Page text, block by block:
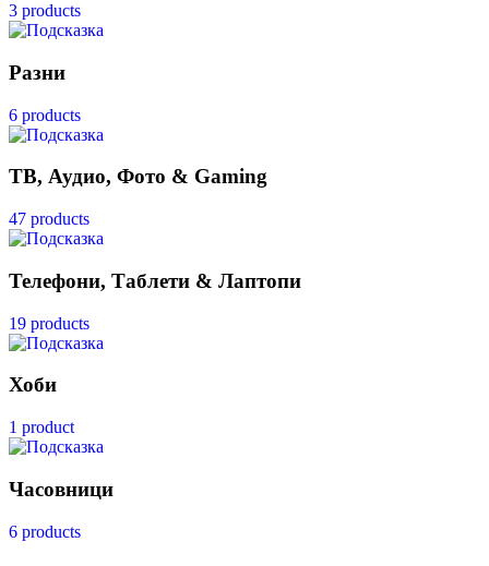
3 products
Разни
6 products
ТВ, Аудио, Фото & Gaming
47 products
Телефони, Таблети & Лаптопи
19 products
Хоби
1 product
Часовници
6 products